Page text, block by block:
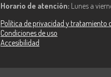
Horario de atención: Lunes a
Política de privacidad y tratamiento
Condiciones de uso
Accesibilidad